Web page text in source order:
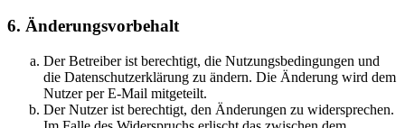
6. Änderungsvorbehalt
Der Betreiber ist berechtigt, die Nutzungsbedingungen und
die Datenschutzerklärung zu ändern. Die Änderung wird dem
Nutzer per E-Mail mitgeteilt.
Der Nutzer ist berechtigt, den Änderungen zu widersprechen.